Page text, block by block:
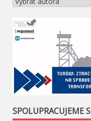
SPOLUPRACUJEME S